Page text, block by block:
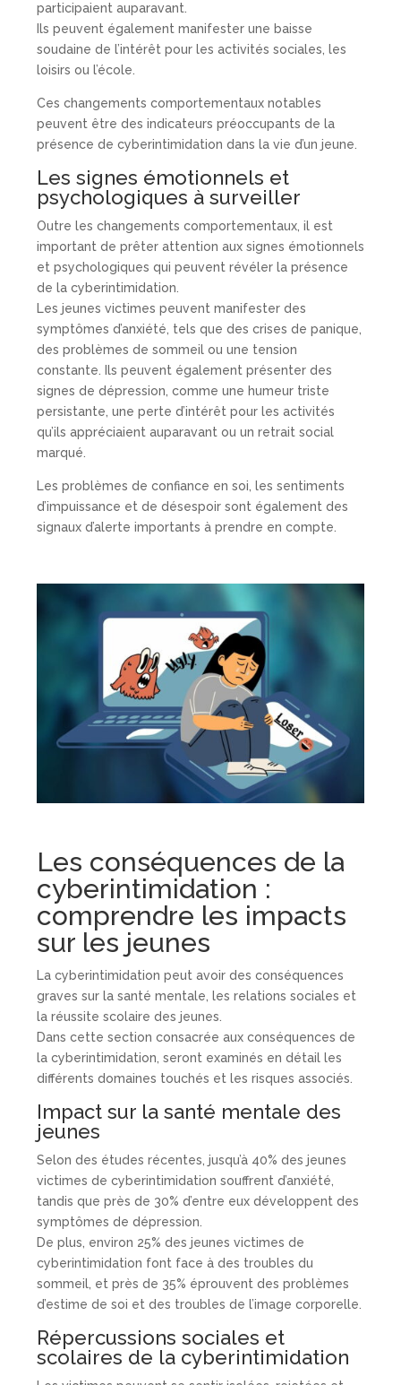
participaient auparavant.
Ils peuvent également manifester une baisse
soudaine de l’intérêt pour les activités sociales, les
loisirs ou l’école.
Ces changements comportementaux notables
peuvent être des indicateurs préoccupants de la
présence de cyberintimidation dans la vie d’un jeune.
Les signes émotionnels et
psychologiques à surveiller
Outre les changements comportementaux, il est
important de prêter attention aux signes émotionnels
et psychologiques qui peuvent révéler la présence
de la cyberintimidation.
Les jeunes victimes peuvent manifester des
symptômes d’anxiété, tels que des crises de panique,
des problèmes de sommeil ou une tension
constante. Ils peuvent également présenter des
signes de dépression, comme une humeur triste
persistante, une perte d’intérêt pour les activités
qu’ils appréciaient auparavant ou un retrait social
marqué.
Les problèmes de confiance en soi, les sentiments
d’impuissance et de désespoir sont également des
signaux d’alerte importants à prendre en compte.
Les conséquences de la
cyberintimidation :
comprendre les impacts
sur les jeunes
La cyberintimidation peut avoir des conséquences
graves sur la santé mentale, les relations sociales et
la réussite scolaire des jeunes.
Dans cette section consacrée aux conséquences de
la cyberintimidation, seront examinés en détail les
différents domaines touchés et les risques associés.
Impact sur la santé mentale des
jeunes
Selon des études récentes, jusqu’à 40% des jeunes
victimes de cyberintimidation souffrent d’anxiété,
tandis que près de 30% d’entre eux développent des
symptômes de dépression.
De plus, environ 25% des jeunes victimes de
cyberintimidation font face à des troubles du
sommeil, et près de 35% éprouvent des problèmes
d’estime de soi et des troubles de l’image corporelle.
Répercussions sociales et
scolaires de la cyberintimidation